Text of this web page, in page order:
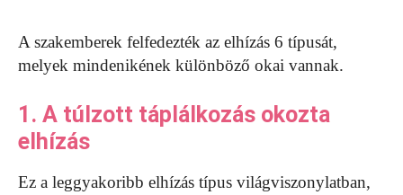
A szakemberek felfedezték az elhízás 6 típusát,
melyek mindenikének különböző okai vannak.
1. A túlzott táplálkozás okozta
elhízás
Ez a leggyakoribb elhízás típus világviszonylatban,